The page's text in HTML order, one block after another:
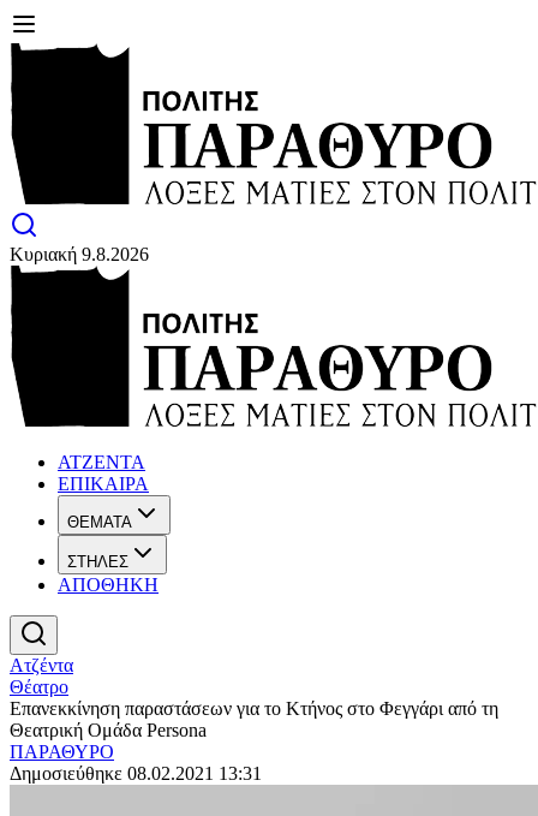
Κυριακή 9.8.2026
ΑΤΖΕΝΤΑ
ΕΠΙΚΑΙΡΑ
ΘΕΜΑΤΑ
ΣΤΗΛΕΣ
ΑΠΟΘΗΚΗ
Ατζέντα
Θέατρο
Επανεκκίνηση παραστάσεων για το Κτήνος στο Φεγγάρι από τη
Θεατρική Ομάδα Persona
ΠΑΡΑΘΥΡΟ
Δημοσιεύθηκε 08.02.2021 13:31